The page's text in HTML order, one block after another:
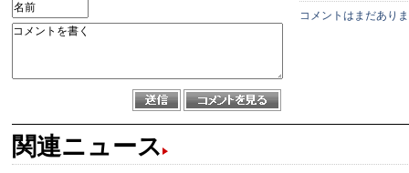
コメントはまだあり
関連ニュース